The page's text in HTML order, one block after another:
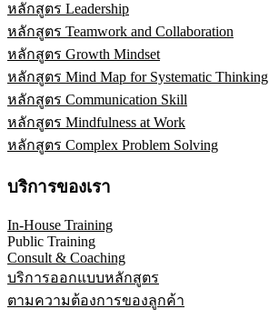
หลักสูตร Leadership
หลักสูตร Teamwork and Collaboration
หลักสูตร Growth Mindset
หลักสูตร Mind Map for Systematic Thinking
หลักสูตร Communication Skill
หลักสูตร Mindfulness at Work
หลักสูตร Complex Problem Solving
บริการของเรา
In-House Training
Public Training
Consult & Coaching
บริการออกแบบหลักสูตร
ตามความต้องการของลูกค้า